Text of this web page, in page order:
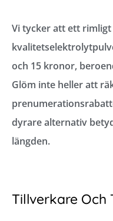
Vi tycker att ett
och 15 kronor,
Glöm inte heller att
dyrare alternativ
längden.
Tillverkare Och